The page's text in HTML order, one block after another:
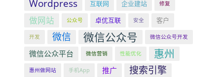
Wordpress 互联网 企业建站 修复
做网站 公众号 卓优互联 安全 客户
开发 微信 微信公众号 微信公众号开发
微信公众平台 微信营销 性能优化 惠州
惠州做网站 手机App 推广 搜索引擎